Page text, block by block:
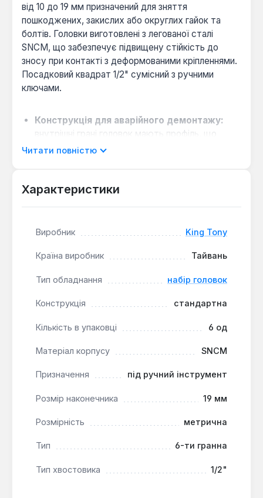
від 10 до 19 мм призначений для зняття
пошкоджених, закислих або округлих гайок та
болтів. Головки виготовлені з легованої сталі
SNCM, що забезпечує підвищену стійкість до
зносу при контакті з деформованими кріпленнями.
Посадковий квадрат 1/2" сумісний з ручними
ключами.
Конструкція для аварійного демонтажу:
внутрішні грані головок мають профіль, що
дозволяє зачіпляти та обертати кріплення зі
Обмеження за застосуванням:
ударними гайковертами через ризик
Набір King Tony використовується в
комунальному господарстві для демонтажу
спеціалізованим рішенням для ситуацій, коли
Читати повністю
Характеристики
Виробник King Tony
Країна виробник Тайвань
Тип обладнання набір головок
Конструкція стандартна
Кількість в упаковці 6 од
Матеріал корпусу SNCM
Призначення під ручний інструмент
Розмір наконечника 19 мм
Розмірність метрична
Тип 6-ти гранна
Тип хвостовика 1/2"